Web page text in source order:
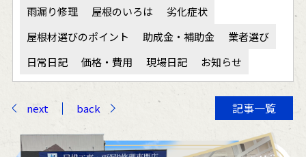
雨漏り修理
屋根のいろは
劣化症状
屋根材選びのポイント
助成金・補助金
業者選び
日常日記
価格・費用 現場日記 お知らせ
next back 記事一覧